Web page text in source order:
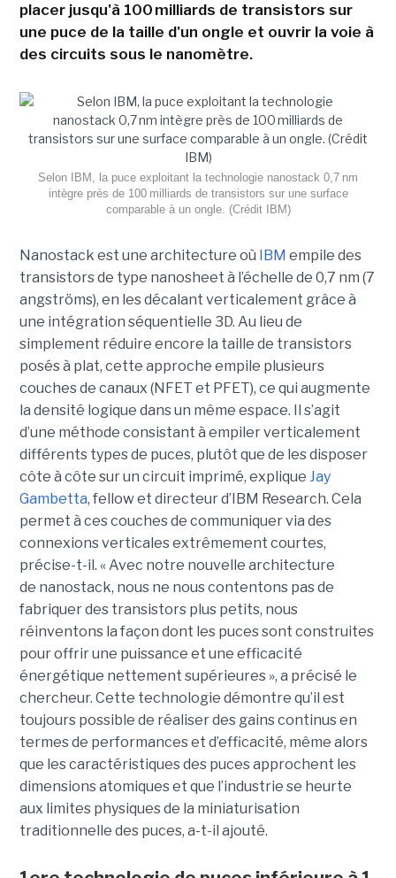
placer jusqu'à 100 milliards de transistors sur
une puce de la taille d'un ongle et ouvrir la voie à
des circuits sous le nanomètre.
Selon IBM, la puce exploitant la technologie nanostack 0,7 nm
intègre près de 100 milliards de transistors sur une surface
comparable à un ongle. (Crédit IBM)
Nanostack est une architecture où IBM empile des
transistors de type nanosheet à l’échelle de 0,7 nm (7
angströms), en les décalant verticalement grâce à
une intégration séquentielle 3D. Au lieu de
simplement réduire encore la taille de transistors
posés à plat, cette approche empile plusieurs
couches de canaux (NFET et PFET), ce qui augmente
la densité logique dans un même espace. Il s’agit
d’une méthode consistant à empiler verticalement
différents types de puces, plutôt que de les disposer
côte à côte sur un circuit imprimé, explique Jay
Gambetta, fellow et directeur d’IBM Research. Cela
permet à ces couches de communiquer via des
connexions verticales extrêmement courtes,
précise-t-il. « Avec notre nouvelle architecture
de nanostack, nous ne nous contentons pas de
fabriquer des transistors plus petits, nous
réinventons la façon dont les puces sont construites
pour offrir une puissance et une efficacité
énergétique nettement supérieures », a précisé le
chercheur. Cette technologie démontre qu’il est
toujours possible de réaliser des gains continus en
termes de performances et d’efficacité, même alors
que les caractéristiques des puces approchent les
dimensions atomiques et que l’industrie se heurte
aux limites physiques de la miniaturisation
traditionnelle des puces, a-t-il ajouté.